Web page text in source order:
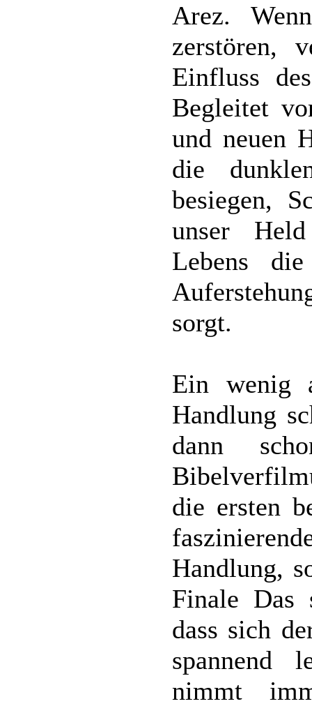
Arez.
zerstören,
Einfluss
Begleitet
und neuen
die
besiegen,
unser
Lebens
sorgt.
Ein wenig
Handlung
dann
die ersten
Handlung,
Finale Das
dass sich
spannend
nimmt